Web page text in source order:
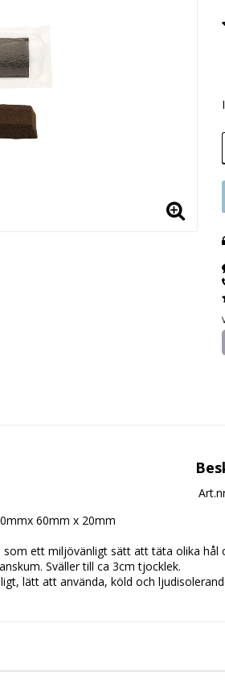
60mm x 20mm
som ett miljövänligt sätt att täta olika
Sväller till ca 3cm tjocklek.